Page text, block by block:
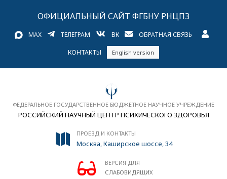
ОФИЦИАЛЬНЫЙ САЙТ ФГБНУ РНЦПЗ
MAX ТЕЛЕГРАМ ВК ОБРАТНАЯ СВЯЗЬ
КОНТАКТЫ English version
ФЕДЕРАЛЬНОЕ ГОСУДАРСТВЕННОЕ БЮДЖЕТНОЕ НАУЧНОЕ УЧРЕЖДЕНИЕ
РОССИЙСКИЙ НАУЧНЫЙ ЦЕНТР ПСИХИЧЕСКОГО ЗДОРОВЬЯ
ПРОЕЗД И КОНТАКТЫ
Москва, Каширское шоссе, 34
ВЕРСИЯ ДЛЯ
СЛАБОВИДЯЩИХ